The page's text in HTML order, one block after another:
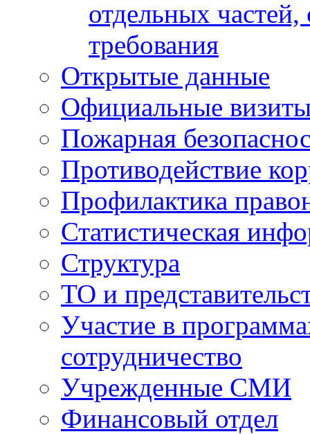
отдельных
требования
Открытые данные
Официальные
Пожарная
Противодействие
Профилактика
Статистическая
Структура
ТО и
Участие в
сотрудничество
Учрежденные СМИ
Финансовый отдел